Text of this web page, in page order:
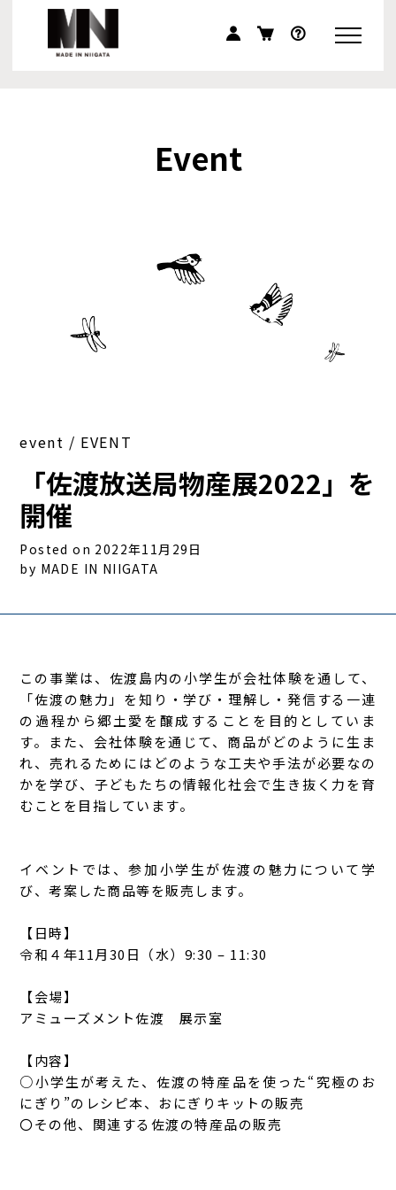
Event
event / EVENT
「佐渡放送局物産展2022」を
開催
Posted on 2022年11月29日
by MADE IN NIIGATA
この事業は、佐渡島内の小学生が会社体験を通して、
「佐渡の魅力」を知り・学び・理解し・発信する一連
の過程から郷土愛を醸成することを目的としていま
す。また、会社体験を通じて、商品がどのように生ま
れ、売れるためにはどのような工夫や手法が必要なの
かを学び、子どもたちの情報化社会で生き抜く力を育
むことを目指しています。
イベントでは、参加小学生が佐渡の魅力について学
び、考案した商品等を販売します。
【日時】
令和４年11月30日（水）9:30 – 11:30
【会場】
アミューズメント佐渡 展示室
【内容】
○小学生が考えた、佐渡の特産品を使った“究極のお
にぎり”のレシピ本、おにぎりキットの販売
〇その他、関連する佐渡の特産品の販売